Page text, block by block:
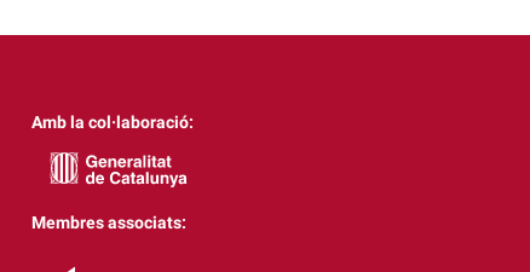
Amb la col·laboració:
Membres associats: